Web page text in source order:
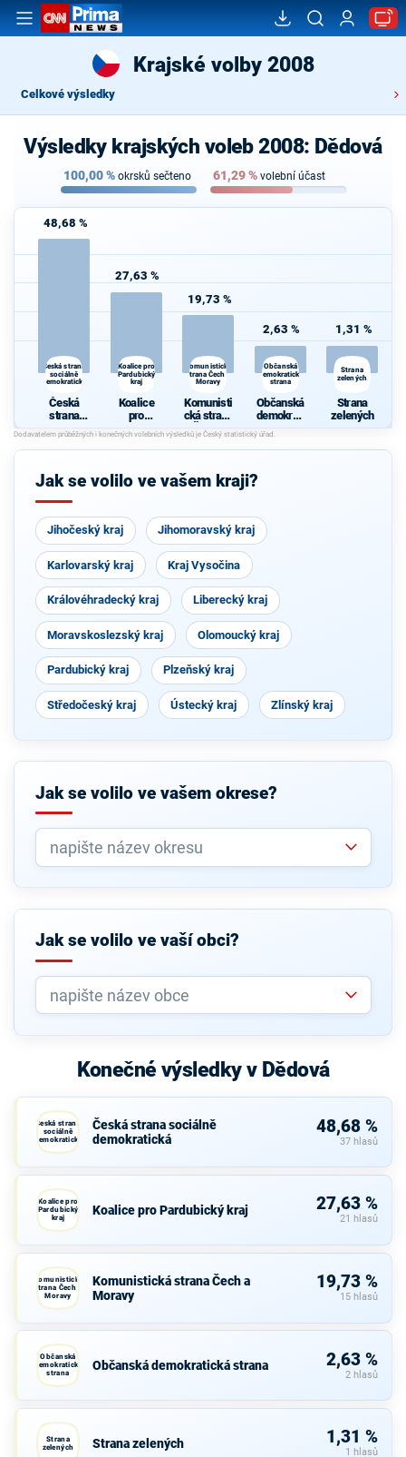
Krajské volby 2008
Celkové výsledky
Výsledky krajských voleb 2008: Dědová
100,00% okrsků sečteno 61,29% volební účast
48,68 %
Česká strana
sociálně
demokratická
Česká
strana
sociálně
demokrati
cká
27,63 %
Koalice pro
Pardubický
kraj
Koalice
pro
Pardubick
ý kraj
19,73 %
Komunistická
strana Čech a
Moravy
Komunisti
cká strana
Čech a
Moravy
2,63 %
Občanská
demokratická
strana
Občanská
demokrati
cká strana
1,31 %
Strana
zelených
Strana
zelených
Jak se volilo ve vašem kraji?
Jihočeský kraj Jihomoravský kraj
Karlovarský kraj Kraj Vysočina
Královéhradecký kraj Liberecký kraj
Moravskoslezský kraj Olomoucký kraj
Pardubický kraj Plzeňský kraj
Středočeský kraj Ústecký kraj Zlínský kraj
Jak se volilo ve vašem okrese?
Jak se volilo ve vaší obci?
Konečné výsledky v Dědová
Česká strana
sociálně
demokratická
Česká strana sociálně
demokratická
48,68 %
37 hlasů
Koalice pro
Pardubický
kraj
Koalice pro Pardubický kraj 27,63 %
21 hlasů
Komunistická
strana Čech a
Moravy
Komunistická strana Čech a
Moravy
19,73 %
15 hlasů
Občanská
demokratická
strana
Občanská demokratická strana 2,63 %
2 hlasů
Strana
zelených
Strana zelených 1,31 %
1 hlasů